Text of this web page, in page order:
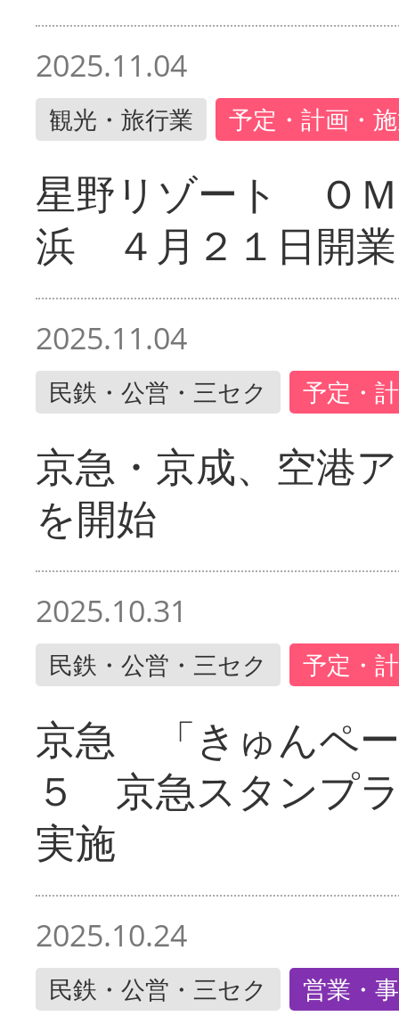
2025.11.04
観光・旅行業 予定・計画・
星野リゾート Ｏ
浜 ４月２１日開業
2025.11.04
民鉄・公営・三セク 予定・
京急・京成、空港
を開始
2025.10.31
民鉄・公営・三セク 予定・
京急 「きゅんペ
５ 京急スタンプ
実施
2025.10.24
民鉄・公営・三セク 営業・